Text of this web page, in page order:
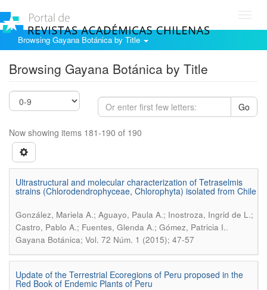
Browsing Gayana Botánica by Title
Browsing Gayana Botánica by Title
Go
Now showing items 181-190 of 190
Ultrastructural and molecular characterization of Tetraselmis
strains (Chlorodendrophyceae, Chlorophyta) isolated from Chile
González, Mariela A.; Aguayo, Paula A.; Inostroza, Ingrid de L.;
Castro, Pablo A.; Fuentes, Glenda A.; Gómez, Patricia I..
Gayana Botánica; Vol. 72 Núm. 1 (2015); 47-57
Update of the Terrestrial Ecoregions of Peru proposed in the
Red Book of Endemic Plants of Peru